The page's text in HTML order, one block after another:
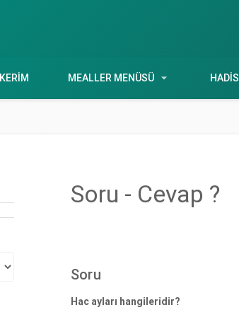
MEALLER MENÜSÜ arrow_drop_down HADIS
Soru - Cevap ?
Soru
Hac ayları hangileridir?